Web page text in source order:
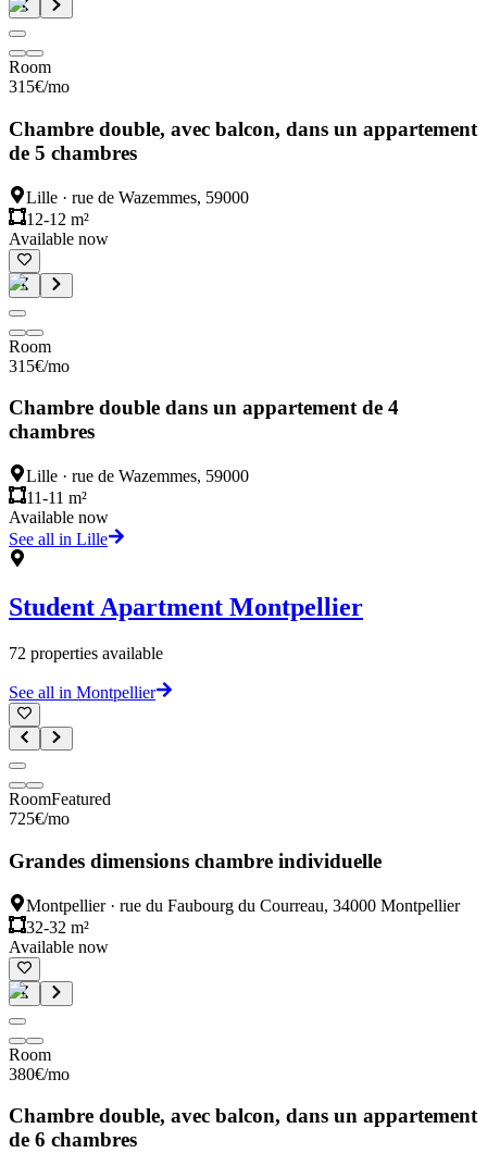
Room
315€/mo
Chambre double, avec balcon, dans un appartement
de 5 chambres
Lille · rue de Wazemmes, 59000
12-12 m²
Available now
Room
315€/mo
Chambre double dans un appartement de 4
chambres
Lille · rue de Wazemmes, 59000
11-11 m²
Available now
See all in Lille
Student Apartment Montpellier
72 properties available
See all in Montpellier
RoomFeatured
725€/mo
Grandes dimensions chambre individuelle
Montpellier· rue du Faubourg du Courreau, 34000 Montpellier
32-32 m²
Available now
Room
380€/mo
Chambre double, avec balcon, dans un appartement
de 6 chambres